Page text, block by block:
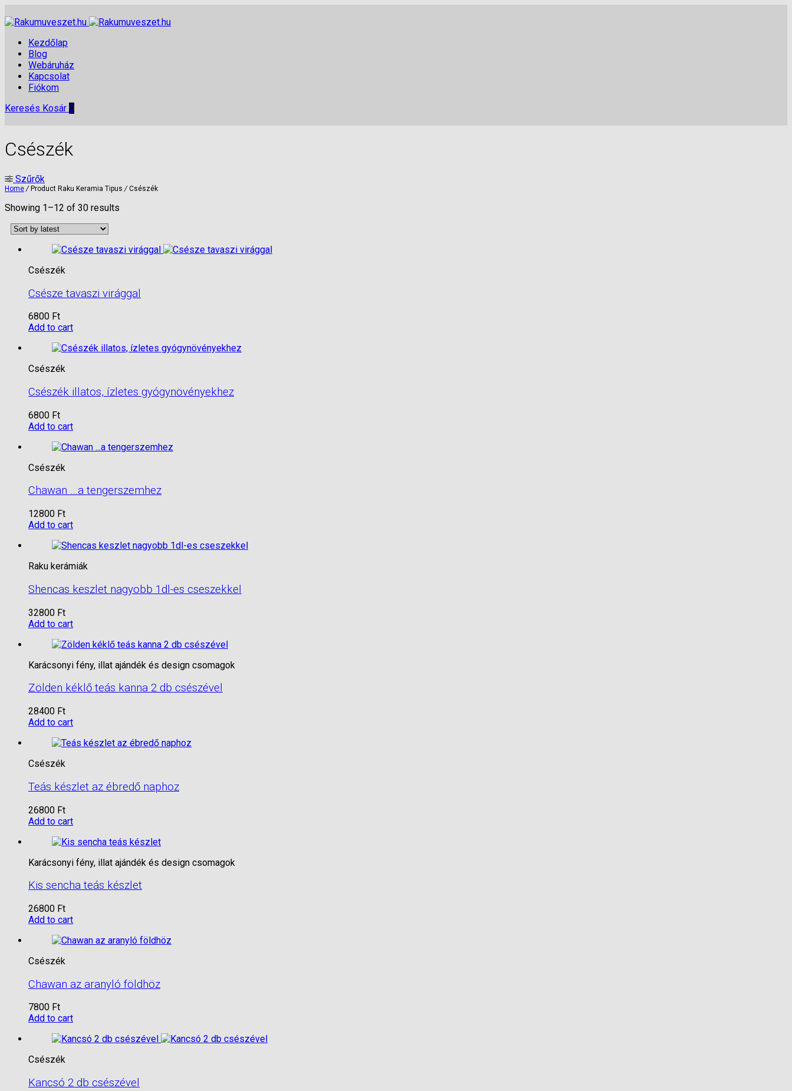
Kezdőlap
Blog
Webáruház
Kapcsolat
Fiókom
Keresés Kosár 0
Csészék
Szűrők
Home /Product Raku Keramia Tipus /Csészék
Showing 1–12 of 30 results
Csészék
Csésze tavaszi virággal
6800 Ft
Add to cart
Csészék
Csészék illatos, ízletes gyógynövényekhez
6800 Ft
Add to cart
Csészék
Chawan …a tengerszemhez
12800 Ft
Add to cart
Raku kerámiák
Shencas keszlet nagyobb 1dl-es cseszekkel
32800 Ft
Add to cart
Karácsonyi fény, illat ajándék és design csomagok
Zölden kéklő teás kanna 2 db csészével
28400 Ft
Add to cart
Csészék
Teás készlet az ébredő naphoz
26800 Ft
Add to cart
Karácsonyi fény, illat ajándék és design csomagok
Kis sencha teás készlet
26800 Ft
Add to cart
Csészék
Chawan az aranyló földhöz
7800 Ft
Add to cart
Csészék
Kancsó 2 db csészével